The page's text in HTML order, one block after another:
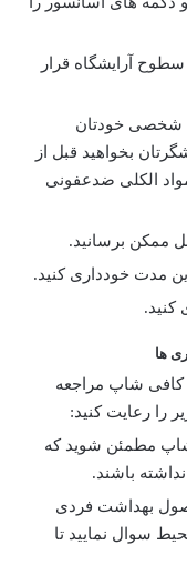
آرایشگاه قرار
شخصی خودتان
بخواهید قبل از
الکلی ضدعفونی
ممکن برسانید.
مدت خودداری کنید.
کنید.
ها
کافی شاپ مراجعه
را رعایت کنید:
مطمئن شوید که
باشند.
بهداشت فردی
سوال نمایید تا